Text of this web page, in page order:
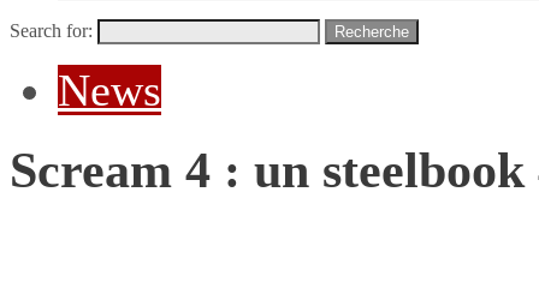
Search for: Recherche
News
Scream 4 : un